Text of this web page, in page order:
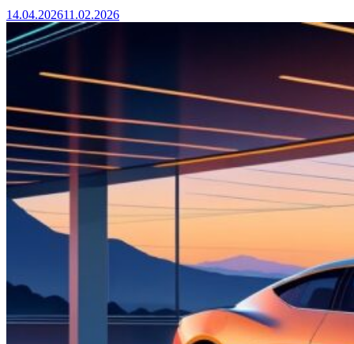
14.04.202611.02.2026